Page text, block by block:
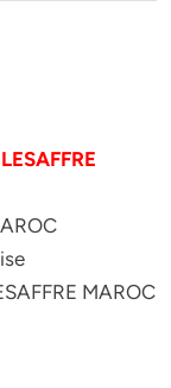
MAROC